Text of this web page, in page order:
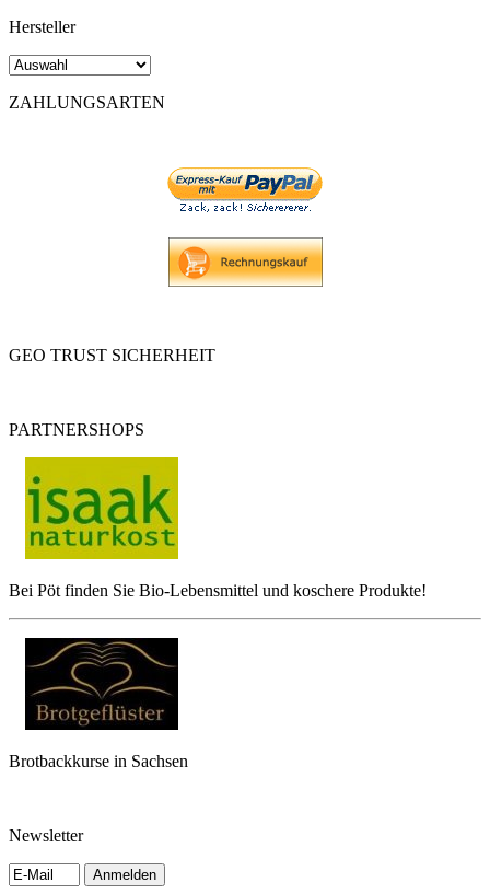
Hersteller
ZAHLUNGSARTEN
GEO TRUST SICHERHEIT
PARTNERSHOPS
Bei Pöt finden Sie Bio-Lebensmittel und koschere Produkte!
Brotbackkurse in Sachsen
Newsletter
Anmelden